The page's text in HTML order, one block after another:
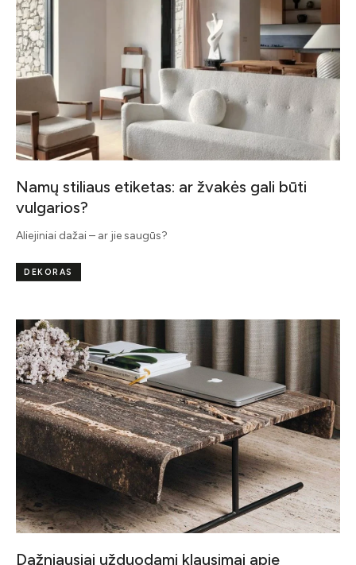
Namų stiliaus etiketas: ar žvakės gali būti
vulgarios?
Aliejiniai dažai – ar jie saugūs?
DEKORAS
Dažniausiai užduodami klausimai apie